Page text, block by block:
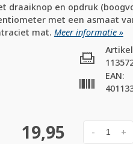
draaiknop en opdruk
met een asmaat
mat. Meer informatie »
EAN:
19,95 +
-